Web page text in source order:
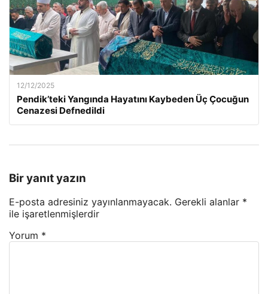
12/12/2025
Pendik’teki Yangında Hayatını Kaybeden Üç Çocuğun
Cenazesi Defnedildi
Bir yanıt yazın
E-posta adresiniz yayınlanmayacak. Gerekli alanlar *
ile işaretlenmişlerdir
Yorum *